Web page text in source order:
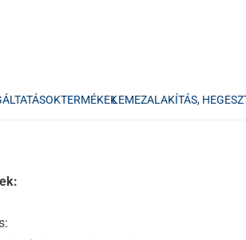
TERMÉKEKLEMEZALAKÍTÁS,